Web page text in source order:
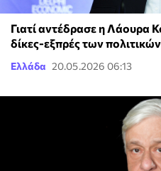
Γιατί αντέδρασε η Λάουρα
δίκες-εξπρές των
Ελλάδα 20.05.2026 06:13